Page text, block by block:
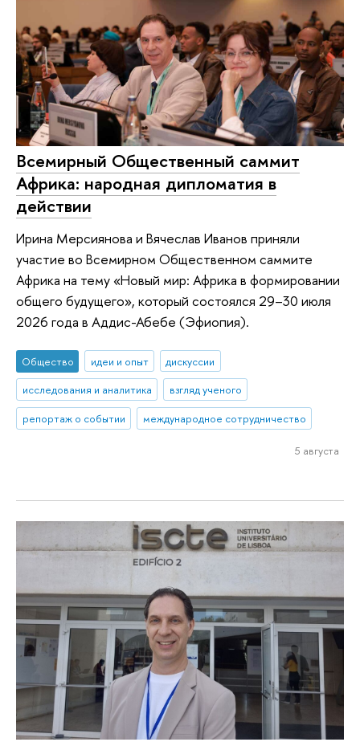
Всемирный Общественный саммит
Африка: народная дипломатия в
действии
Ирина Мерсиянова и Вячеслав Иванов приняли
участие во Всемирном Общественном саммите
Африка на тему «Новый мир: Африка в формировании
общего будущего», который состоялся 29–30 июля
2026 года в Аддис-Абебе (Эфиопия).
Общество идеи и опыт
дискуссии
исследования и аналитика
взгляд ученого
репортаж о событии
международное сотрудничество
5 августа